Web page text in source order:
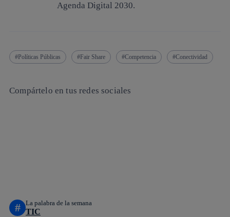
Agenda Digital 2030.
Políticas Públicas Fair Share Competencia Conectividad
Compártelo en tus redes sociales
# La palabra de la semana
TIC